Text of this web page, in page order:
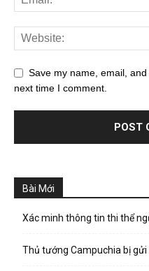
Save my name, email,
next time I comment.
Bài Mới
Xác minh thông tin thi thể
Thủ tướng Campuchia bị